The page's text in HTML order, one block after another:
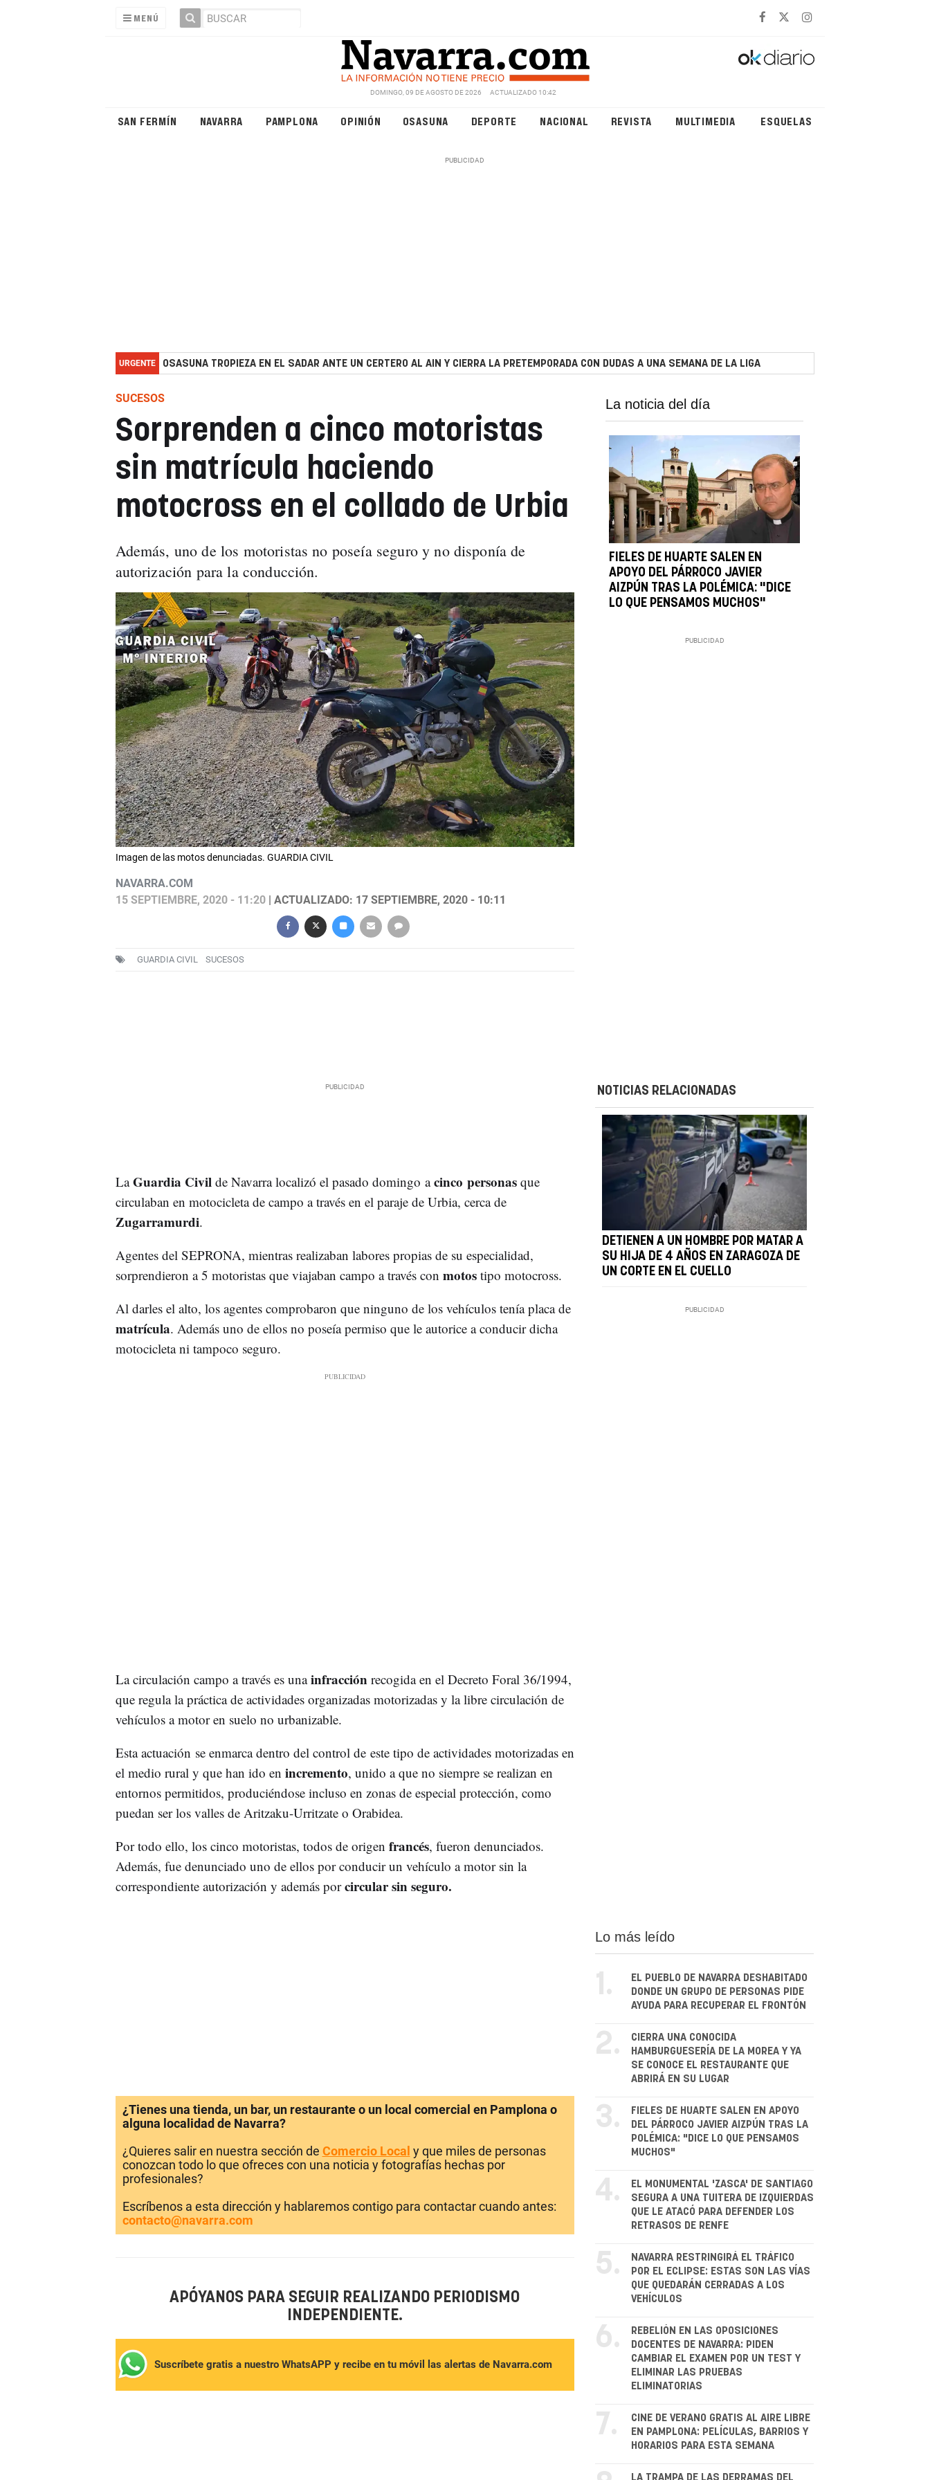
MENÚ
DOMINGO, 09 DE AGOSTO DE 2026 ACTUALIZADO 10:42
SAN FERMÍN NAVARRA PAMPLONA OPINIÓN OSASUNA DEPORTE NACIONAL REVISTA MULTIMEDIA ESQUELAS
URGENTE OSASUNA TROPIEZA EN EL SADAR ANTE UN CERTERO AL AIN Y CIERRA LA PRETEMPORADA CON DUDAS A UNA SEMANA DE LA LIGA
SUCESOS
Sorprenden a cinco motoristas
sin matrícula haciendo
motocross en el collado de Urbia
Además, uno de los motoristas no poseía seguro y no disponía de
autorización para la conducción.
Imagen de las motos denunciadas. GUARDIA CIVIL
NAVARRA.COM
15 SEPTIEMBRE, 2020 - 11:20| ACTUALIZADO: 17 SEPTIEMBRE, 2020 - 10:11
GUARDIA CIVIL SUCESOS
La noticia del día
FIELES DE HUARTE SALEN EN
APOYO DEL PÁRROCO JAVIER
AIZPÚN TRAS LA POLÉMICA: "DICE
LO QUE PENSAMOS MUCHOS"
LaGuardia Civil de Navarra localizó el pasado domingo acinco personas que
circulaban en motocicleta de campo a través en el paraje de Urbia, cerca de
Zugarramurdi.
Agentes del SEPRONA, mientras realizaban labores propias de su especialidad,
sorprendieron a 5 motoristas que viajaban campo a través con motos tipo motocross.
Al darles el alto, los agentes comprobaron que ninguno de los vehículos tenía placa de
matrícula. Además uno de ellos no poseía permiso que le autorice a conducir dicha
motocicleta ni tampoco seguro.
La circulación campo a través es unainfracción recogida en el Decreto Foral 36/1994,
que regula la práctica de actividades organizadas motorizadas y la libre circulación de
vehículos a motor en suelo no urbanizable.
Esta actuación se enmarca dentro del control de este tipo de actividades motorizadas en
el medio rural y que han ido en incremento, unido a que no siempre se realizan en
entornos permitidos, produciéndose incluso en zonas de especial protección, como
puedan ser los valles de Aritzaku-Urritzate o Orabidea.
Por todo ello, los cinco motoristas, todos de origen francés, fueron denunciados.
Además, fue denunciado uno de ellos por conducir un vehículo a motor sin la
correspondiente autorización y además porcircular sin seguro.
NOTICIAS RELACIONADAS
DETIENEN A UN HOMBRE POR MATAR A
SU HIJA DE 4 AÑOS EN ZARAGOZA DE
UN CORTE EN EL CUELLO
¿Tienes una tienda, un bar, un restaurante o un local comercial en Pamplona o
alguna localidad de Navarra?
¿Quieres salir en nuestra sección de Comercio Local y que miles de personas
conozcan todo lo que ofreces con una noticia y fotografías hechas por
profesionales?
Escríbenos a esta dirección y hablaremos contigo para contactar cuando antes:
contacto@navarra.com
APÓYANOS PARA SEGUIR REALIZANDO PERIODISMO
INDEPENDIENTE.
Suscríbete gratis a nuestro WhatsAPP y recibe en tu móvil las alertas de Navarra.com
Lo más leído
1.
EL PUEBLO DE NAVARRA DESHABITADO
DONDE UN GRUPO DE PERSONAS PIDE
AYUDA PARA RECUPERAR EL FRONTÓN
2.
CIERRA UNA CONOCIDA
HAMBURGUESERÍA DE LA MOREA Y YA
SE CONOCE EL RESTAURANTE QUE
ABRIRÁ EN SU LUGAR
3.
FIELES DE HUARTE SALEN EN APOYO
DEL PÁRROCO JAVIER AIZPÚN TRAS LA
POLÉMICA: "DICE LO QUE PENSAMOS
MUCHOS"
4.
EL MONUMENTAL 'ZASCA' DE SANTIAGO
SEGURA A UNA TUITERA DE IZQUIERDAS
QUE LE ATACÓ PARA DEFENDER LOS
RETRASOS DE RENFE
5.
NAVARRA RESTRINGIRÁ EL TRÁFICO
POR EL ECLIPSE: ESTAS SON LAS VÍAS
QUE QUEDARÁN CERRADAS A LOS
VEHÍCULOS
6.
REBELIÓN EN LAS OPOSICIONES
DOCENTES DE NAVARRA: PIDEN
CAMBIAR EL EXAMEN POR UN TEST Y
ELIMINAR LAS PRUEBAS
ELIMINATORIAS
7.
CINE DE VERANO GRATIS AL AIRE LIBRE
EN PAMPLONA: PELÍCULAS, BARRIOS Y
HORARIOS PARA ESTA SEMANA
LA TRAMPA DE LAS DERRAMAS DEL